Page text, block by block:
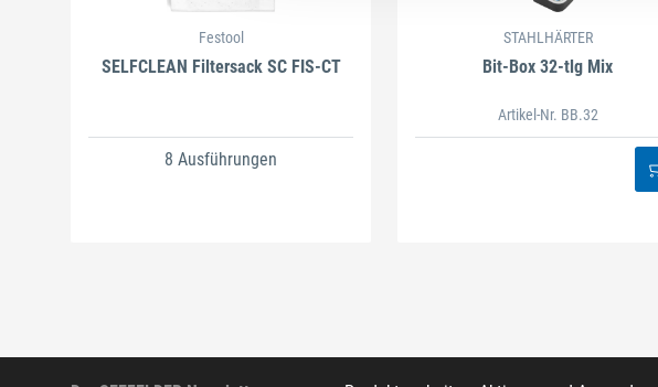
Festool
SELFCLEAN Filtersack SC FIS-CT
8 Ausführungen
STAHLHÄRTER
Bit-Box 32-tlg Mix
Artikel-Nr. BB.32